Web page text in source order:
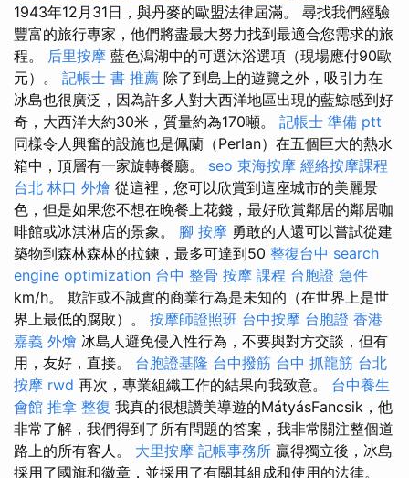
1943年12月31日，與丹麥的歐盟法律屆滿。 尋找我們經驗
豐富的旅行專家，他們將盡最大努力找到最適合您需求的旅
程。 后里按摩 藍色潟湖中的可選沐浴選項（現場應付90歐
元）。 記帳士 書 推薦 除了到島上的遊覽之外，吸引力在
冰島也很廣泛，因為許多人對大西洋地區出現的藍鯨感到好
奇，大西洋大約30米，質量約為170噸。 記帳士 準備 ptt
同樣令人興奮的設施也是佩蘭（Perlan）在五個巨大的熱水
箱中，頂層有一家旋轉餐廳。 seo 東海按摩 經絡按摩課程
台北 林口 外燴 從這裡，您可以欣賞到這座城市的美麗景
色，但是如果您不想在晚餐上花錢，最好欣賞鄰居的鄰居咖
啡館或冰淇淋店的景象。 腳 按摩 勇敢的人還可以嘗試從建
築物到森林森林的拉鍊，最多可達到50 整復台中 search
engine optimization 台中 整骨 按摩 課程 台胞證 急件
km/h。 欺詐或不誠實的商業行為是未知的（在世界上是世
界上最低的腐敗）。 按摩師證照班 台中按摩 台胞證 香港
嘉義 外燴 冰島人避免侵入性行為，不要與對方交談，但有
用，友好，直接。 台胞證基隆 台中撥筋 台中 抓龍筋 台北
按摩 rwd 再次，專業組織工作的結果向我致意。 台中養生
會館 推拿 整復 我真的很想讚美導遊的MátyásFancsik，他
非常了解，我們得到了所有問題的答案，我非常關注整個道
路上的所有客人。 大里按摩 記帳事務所 贏得獨立後，冰島
採用了國旗和徽章，並採用了有關其組成和使用的法律。